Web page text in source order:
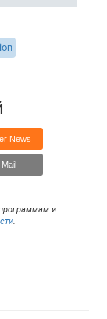
News
Mail
и
.